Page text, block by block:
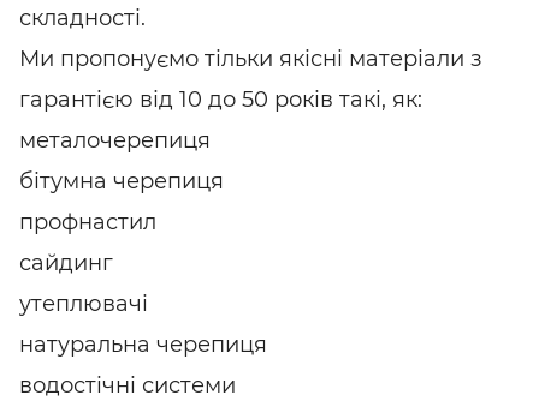
складності.
Ми пропонуємо тільки якісні матеріали з
гарантією від 10 до 50 років такі, як:
металочерепиця
бітумна черепиця
профнастил
сайдинг
утеплювачі
натуральна черепиця
водостічні системи